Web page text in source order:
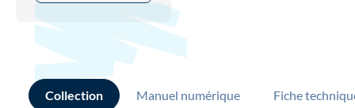
Collection Manuel numérique Fiche